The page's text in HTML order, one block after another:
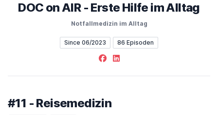
DOC on AIR - Erste Hilfe im Alltag
Notfallmedizin im Alltag
Since 06/2023 86 Episoden
Facebook
LinkedIn
#11 - Reisemedizin